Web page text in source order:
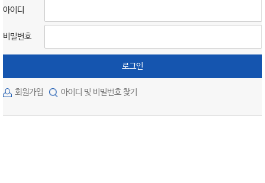
아이디
비밀번호
로그인
회원가입 아이디 및 비밀번호 찾기